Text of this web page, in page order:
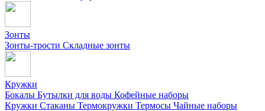
Зонты
Зонты-трости Складные зонты
Кружки
Бокалы Бутылки для воды Кофейные наборы
Кружки Стаканы Термокружки Термосы Чайные наборы